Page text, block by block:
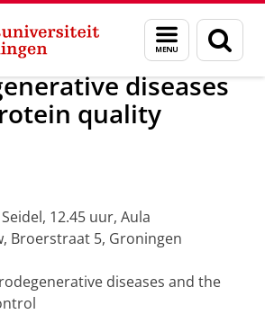
Menu
en
zoeken
Nieuws Nieuwsberichten
diseases
quality
12.45 uur, Aula
Broerstraat 5, Groningen
diseases and the